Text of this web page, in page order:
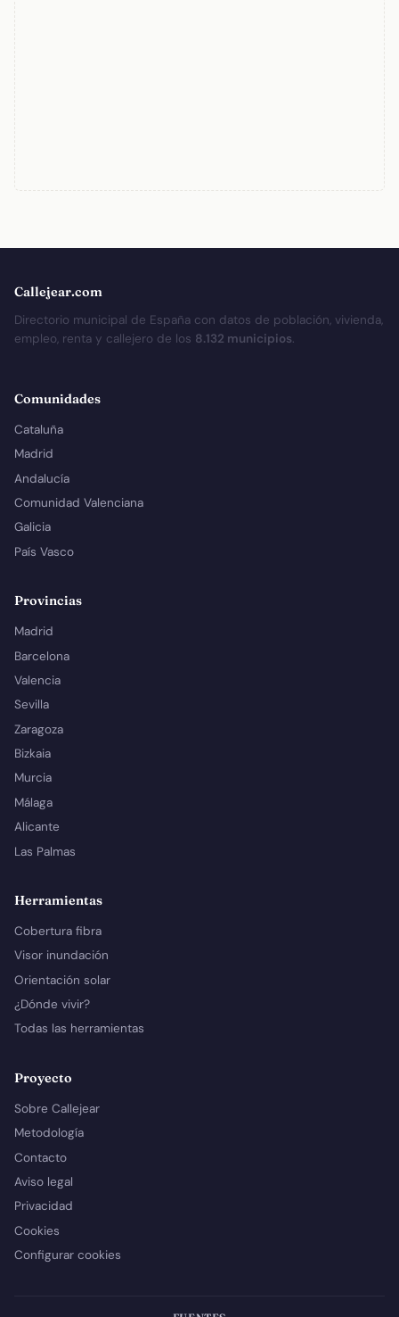
Callejear.com
Directorio municipal de España con datos de población, vivienda,
empleo, renta y callejero de los 8.132 municipios.
Comunidades
Cataluña
Madrid
Andalucía
Comunidad Valenciana
Galicia
País Vasco
Provincias
Madrid
Barcelona
Valencia
Sevilla
Zaragoza
Bizkaia
Murcia
Málaga
Alicante
Las Palmas
Herramientas
Cobertura fibra
Visor inundación
Orientación solar
¿Dónde vivir?
Todas las herramientas
Proyecto
Sobre Callejear
Metodología
Contacto
Aviso legal
Privacidad
Cookies
Configurar cookies